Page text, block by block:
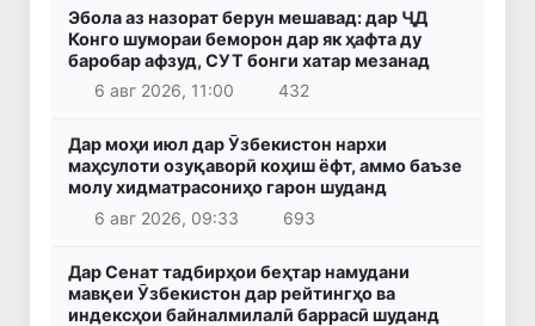
Эбола аз назорат берун мешавад: дар ҶД
Конго шумораи беморон дар як ҳафта ду
баробар афзуд, СУТ бонги хатар мезанад
6 авг 2026, 11:00
432
Дар моҳи июл дар Ӯзбекистон нархи
маҳсулоти озуқаворӣ коҳиш ёфт, аммо баъзе
молу хидматрасониҳо гарон шуданд
6 авг 2026, 09:33
693
Дар Сенат тадбирҳои беҳтар намудани
мавқеи Ӯзбекистон дар рейтингҳо ва
индексҳои байналмилалӣ баррасӣ шуданд